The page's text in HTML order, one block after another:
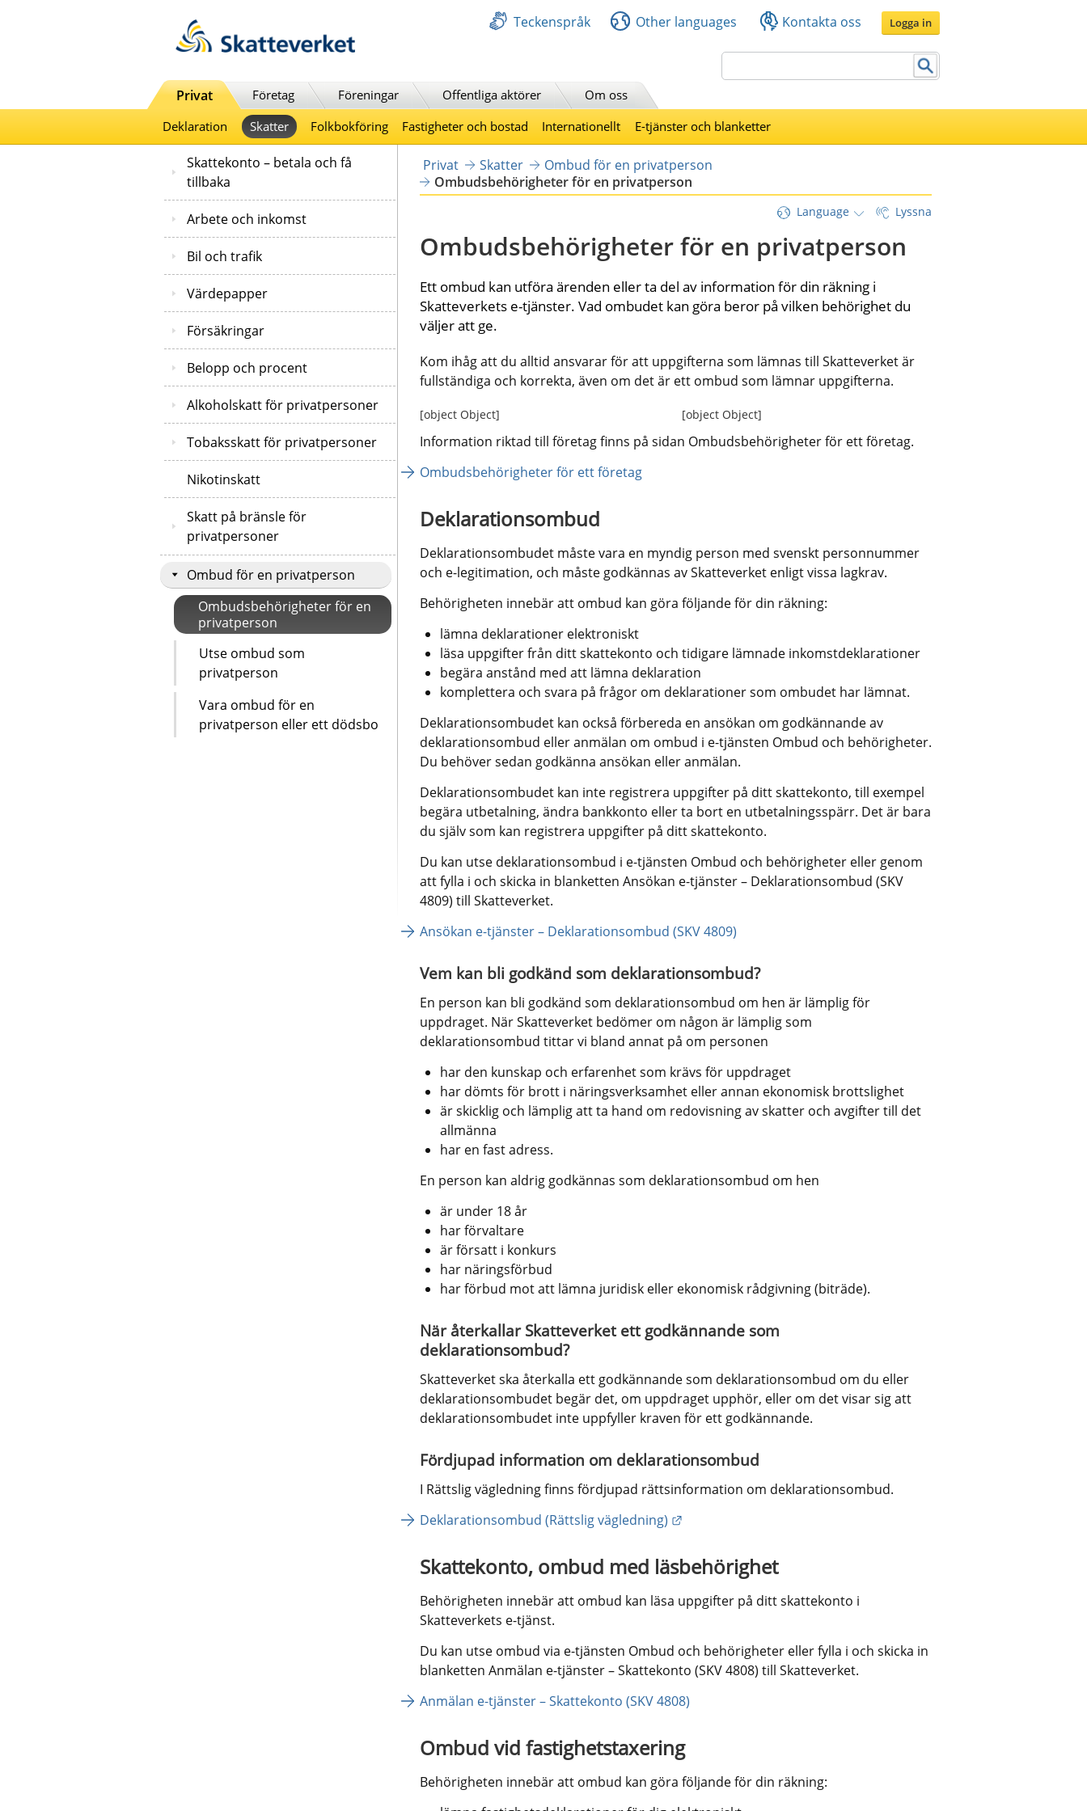
Teckenspråk Other languages Kontakta oss Logga in
Privat Företag Föreningar Offentliga aktörer
Om oss
Deklaration
Skatter Folkbokföring Fastigheter och bostad Internationellt E-tjänster och blanketter
Skattekonto – betala och få
tillbaka
Arbete och inkomst
Bil och trafik
Värdepapper
Försäkringar
Belopp och procent
Alkoholskatt för privatpersoner
Tobaksskatt för privatpersoner
Nikotinskatt
Skatt på bränsle för
privatpersoner
Ombud för en privatperson
Ombudsbehörigheter för en
privatperson
Utse ombud som
privatperson
Vara ombud för en
privatperson eller ett dödsbo
Privat Skatter
Ombud för en privatperson
Ombudsbehörigheter för en privatperson
Language Lyssna
Ombudsbehörigheter för en privatperson
Ett ombud kan utföra ärenden eller ta del av information för din räkning i
Skatteverkets e-tjänster. Vad ombudet kan göra beror på vilken behörighet du
väljer att ge.
Kom ihåg att du alltid ansvarar för att uppgifterna som lämnas till Skatteverket är
fullständiga och korrekta, även om det är ett ombud som lämnar uppgifterna.
[object Object] [object Object]
Information riktad till företag finns på sidan Ombudsbehörigheter för ett företag.
Ombudsbehörigheter för ett företag
Deklarationsombud
Deklarationsombudet måste vara en myndig person med svenskt personnummer
och e-legitimation, och måste godkännas av Skatteverket enligt vissa lagkrav.
Behörigheten innebär att ombud kan göra följande för din räkning:
lämna deklarationer elektroniskt
läsa uppgifter från ditt skattekonto och tidigare lämnade inkomstdeklarationer
begära anstånd med att lämna deklaration
komplettera och svara på frågor om deklarationer som ombudet har lämnat.
Deklarationsombudet kan också förbereda en ansökan om godkännande av
deklarationsombud eller anmälan om ombud i e-tjänsten Ombud och behörigheter.
Du behöver sedan godkänna ansökan eller anmälan.
Deklarationsombudet kan inte registrera uppgifter på ditt skattekonto, till exempel
begära utbetalning, ändra bankkonto eller ta bort en utbetalningsspärr. Det är bara
du själv som kan registrera uppgifter på ditt skattekonto.
Du kan utse deklarationsombud i e-tjänsten Ombud och behörigheter eller genom
att fylla i och skicka in blanketten Ansökan e-tjänster – Deklarationsombud (SKV
4809) till Skatteverket.
Ansökan e-tjänster – Deklarationsombud (SKV 4809)
Vem kan bli godkänd som deklarationsombud?
En person kan bli godkänd som deklarationsombud om hen är lämplig för
uppdraget. När Skatteverket bedömer om någon är lämplig som
deklarationsombud tittar vi bland annat på om personen
har den kunskap och erfarenhet som krävs för uppdraget
har dömts för brott i näringsverksamhet eller annan ekonomisk brottslighet
är skicklig och lämplig att ta hand om redovisning av skatter och avgifter till det
allmänna
har en fast adress.
En person kan aldrig godkännas som deklarationsombud om hen
är under 18 år
har förvaltare
är försatt i konkurs
har näringsförbud
har förbud mot att lämna juridisk eller ekonomisk rådgivning (biträde).
När återkallar Skatteverket ett godkännande som
deklarationsombud?
Skatteverket ska återkalla ett godkännande som deklarationsombud om du eller
deklarationsombudet begär det, om uppdraget upphör, eller om det visar sig att
deklarationsombudet inte uppfyller kraven för ett godkännande.
Fördjupad information om deklarationsombud
I Rättslig vägledning finns fördjupad rättsinformation om deklarationsombud.
Deklarationsombud (Rättslig vägledning)
Länk till annan webbplats.
Skattekonto, ombud med läsbehörighet
Behörigheten innebär att ombud kan läsa uppgifter på ditt skattekonto i
Skatteverkets e-tjänst.
Du kan utse ombud via e-tjänsten Ombud och behörigheter eller fylla i och skicka in
blanketten Anmälan e-tjänster – Skattekonto (SKV 4808) till Skatteverket.
Anmälan e-tjänster – Skattekonto (SKV 4808)
Ombud vid fastighetstaxering
Behörigheten innebär att ombud kan göra följande för din räkning: